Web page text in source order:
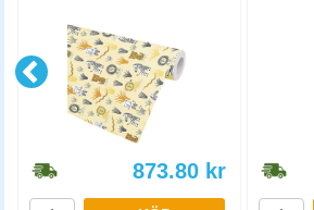
873.80 kr